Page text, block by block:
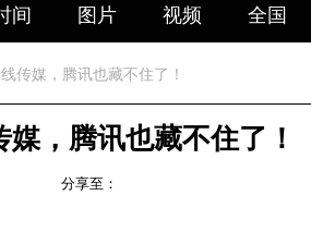
间 图片 视频 全国
传媒，腾讯也藏不住了！
，腾讯也藏不住了！
分享至：